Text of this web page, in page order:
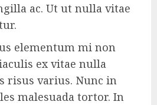
ac. Ut ut nulla vitae
elementum mi non
ex vitae nulla
risus varius. Nunc in
malesuada tortor. In